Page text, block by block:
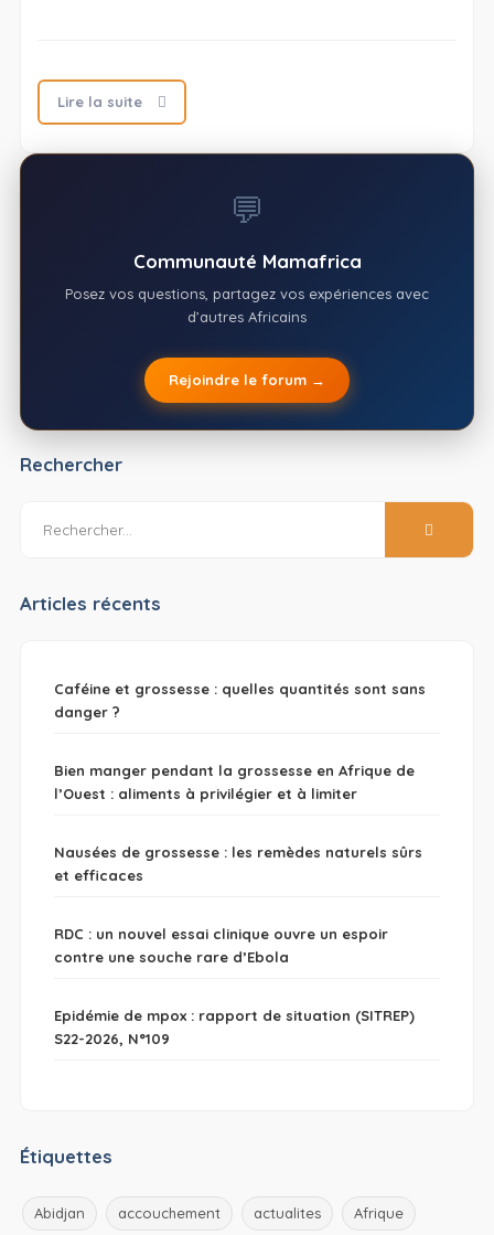
Lire la suite
💬
Communauté Mamafrica
Posez vos questions, partagez vos expériences avec
d’autres Africains
Rejoindre le forum →
Rechercher
Articles récents
Caféine et grossesse : quelles quantités sont sans
danger ?
Bien manger pendant la grossesse en Afrique de
l’Ouest : aliments à privilégier et à limiter
Nausées de grossesse : les remèdes naturels sûrs
et efficaces
RDC : un nouvel essai clinique ouvre un espoir
contre une souche rare d’Ebola
Epidémie de mpox : rapport de situation (SITREP)
S22-2026, N°109
Étiquettes
Abidjan accouchement actualites Afrique